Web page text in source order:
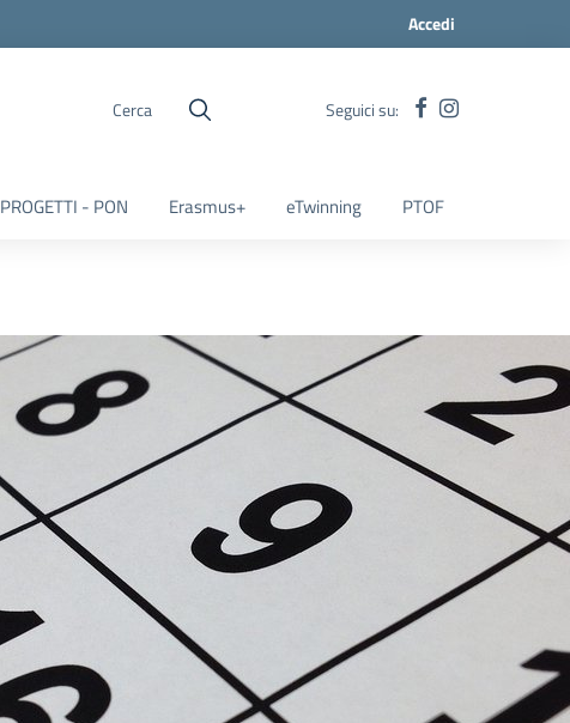
Accedi
Cerca Seguici su:
PROGETTI - PON Erasmus+ eTwinning PTOF